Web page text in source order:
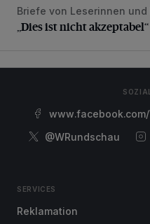
„Dies ist nicht akzeptabel“
Briefe von Leserinnen und
„Dies ist nicht akzeptabel“
@WRundschau
SERVICES
Reklamation